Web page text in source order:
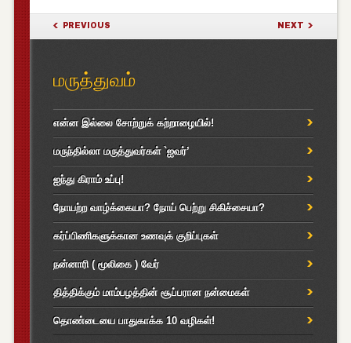
POST NAVIGATION
PREVIOUS NEXT
மருத்துவம்
என்ன இல்லை சோற்றுக் கற்றாழையில்!
மருந்தில்லா மருத்துவர்கள் `ஐவர்’
ஐந்து கிராம் உப்பு!
நோயற்ற வாழ்க்கையா? நோய் பெற்று சிகிச்சையா?
கர்ப்பிணிகளுக்கான உணவுக் குறிப்புகள்
நன்னாரி ( மூலிகை ) வேர்
தித்திக்கும் மாம்பழத்தின் சூப்பரான நன்மைகள்
தொண்டையை பாதுகாக்க 10 வழிகள்!